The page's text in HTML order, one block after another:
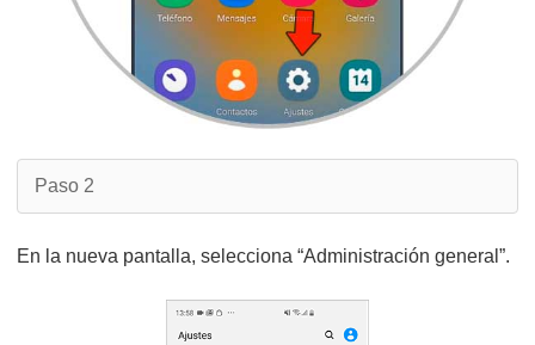
Paso 2
En la nueva pantalla, selecciona “Administración general”.